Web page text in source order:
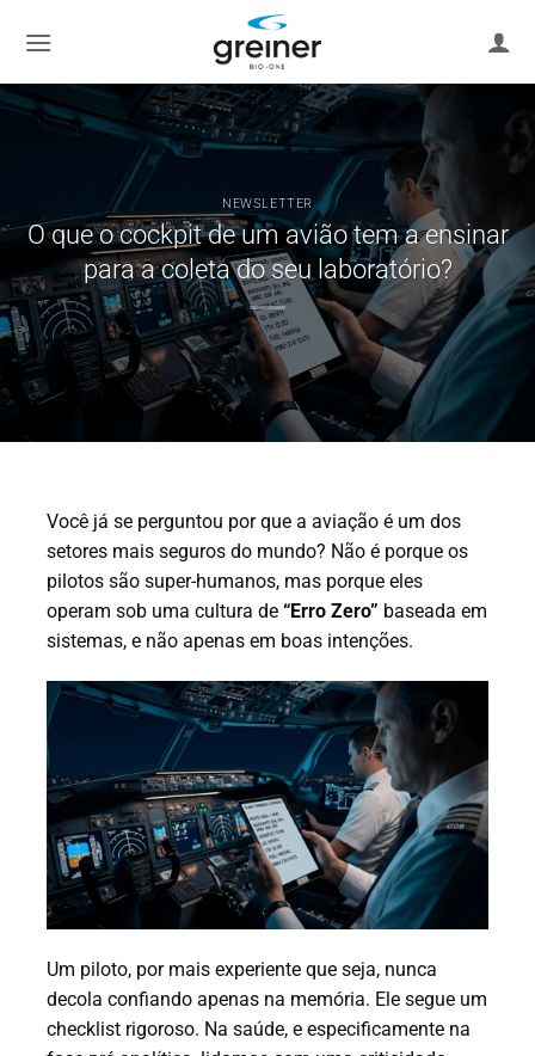
Inhalt
NEWSLETTER
O que o cockpit de um avião tem a ensinar
para a coleta do seu laboratório?
Você já se perguntou por que a aviação é um dos
setores mais seguros do mundo? Não é porque os
pilotos são super-humanos, mas porque eles
operam sob uma cultura de “Erro Zero” baseada em
sistemas, e não apenas em boas intenções.
Um piloto, por mais experiente que seja, nunca
decola confiando apenas na memória. Ele segue um
checklist rigoroso. Na saúde, e especificamente na